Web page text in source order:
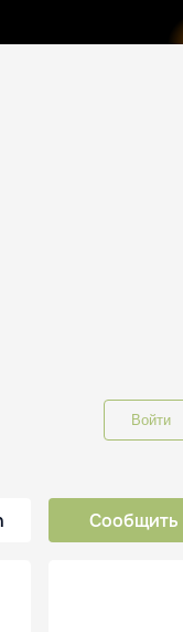
Войти
Сообщить